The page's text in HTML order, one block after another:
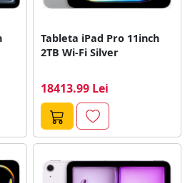
Tableta iPad Pro 11inch
2TB Wi-Fi Silver
18413.99 Lei